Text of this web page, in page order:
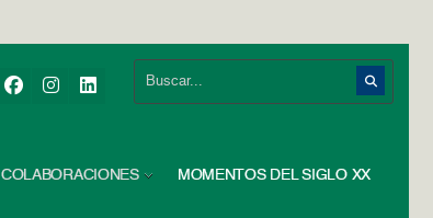
COLABORACIONES MOMENTOS DEL SIGLO XX